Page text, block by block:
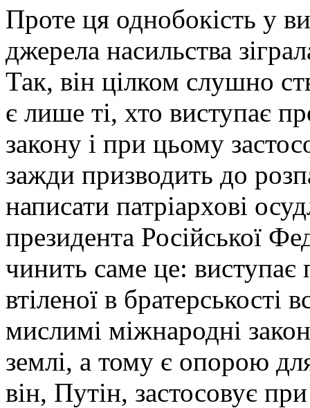
Проте ця однобокість у
джерела насильства
Так, він цілком слушно
є лише ті, хто виступає
закону і при цьому
зажди призводить до
написати патріархові
президента Російської
чинить саме це: виступає
втіленої в братерськості
мислимі міжнародні
землі, а тому є опорою
він, Путін, застосовує